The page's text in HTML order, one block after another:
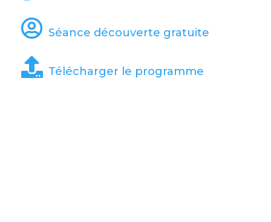
Séance découverte gratuite
Télécharger le programme